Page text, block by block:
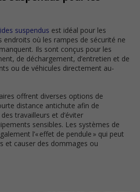
suspendus est idéal pour les
endroits où les rampes de sécurité ne
Ils sont conçus pour les
de déchargement, d’entretien et de
ou de véhicules directement au-
offrent diverses options de
distance antichute afin de
travailleurs et d’éviter
sensibles. Les systèmes de
l’« effet de pendule » qui peut
et causer des dommages ou